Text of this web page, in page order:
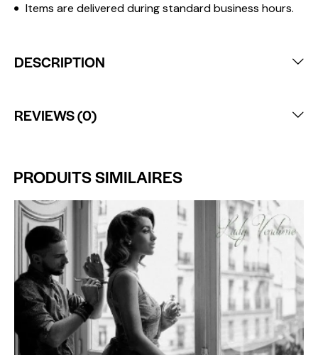
Items are delivered during standard business hours.
DESCRIPTION
REVIEWS (0)
PRODUITS SIMILAIRES